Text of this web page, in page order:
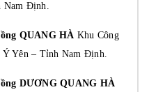
Nam Định.
QUANG HÀ Khu Công
Yên – Tỉnh Nam Định.
DƯƠNG QUANG HÀ